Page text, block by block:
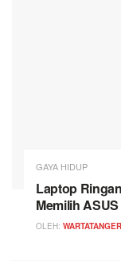
GAYA HIDUP
Laptop
Memilih
OLEH: